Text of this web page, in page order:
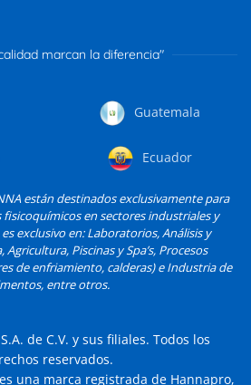
marcan la diferencia"
Guatemala
Ecuador
están destinados exclusivamente para
fisicoquímicos en sectores industriales y
exclusivo en: Laboratorios, Análisis y
Piscinas y Spa’s, Procesos
de enfriamiento, calderas) e Industria de
entre otros.
de C.V. y sus filiales. Todos los
reservados.
una marca registrada de Hannapro,